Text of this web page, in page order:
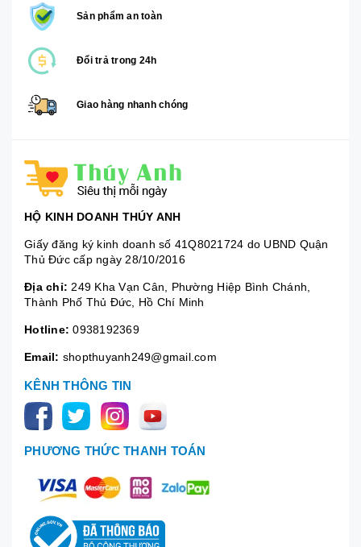
Sản phẩm an toàn
Đổi trả trong 24h
Giao hàng nhanh chóng
HỘ KINH DOANH THÚY ANH
Giấy đăng ký kinh doanh số 41Q8021724 do UBND Quận
Thủ Đức cấp ngày 28/10/2016
Địa chỉ: 249 Kha Vạn Cân, Phường Hiệp Bình Chánh,
Thành Phố Thủ Đức, Hồ Chí Minh
Hotline: 0938192369
Email: shopthuyanh249@gmail.com
KÊNH THÔNG TIN
PHƯƠNG THỨC THANH TOÁN